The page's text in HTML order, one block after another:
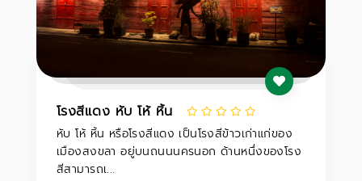
โรงสีแดง หับ โห้ หิ้น
หับ โห้ หิ้น หรือโรงสีแดง เป็นโรงสีข้าวเก่าแก่ของ
เมืองสงขลา อยู่บนถนนนครนอก ด้านหนึ่งของโรง
สีสามารถเ...